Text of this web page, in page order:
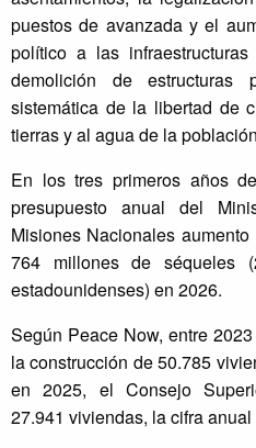
puestos de avanzada y el
político a las
demolición de estructuras
sistemática de la libertad de
tierras y al agua de la
En los tres primeros años
presupuesto anual del
Misiones Nacionales
764 millones de séqueles
estadounidenses) en 2026.
Según Peace Now, entre
la construcción de 50.785
en 2025, el Consejo
27.941 viviendas, la cifra